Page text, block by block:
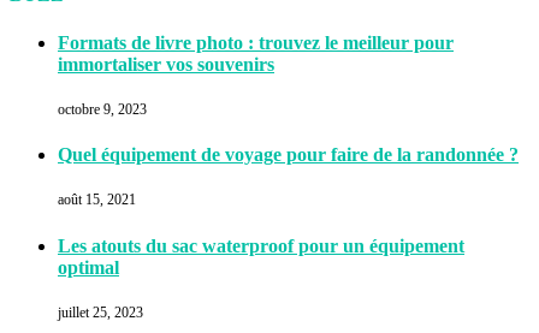
Formats de livre photo : trouvez le meilleur pour
immortaliser vos souvenirs
octobre 9, 2023
Quel équipement de voyage pour faire de la randonnée ?
août 15, 2021
Les atouts du sac waterproof pour un équipement
optimal
juillet 25, 2023